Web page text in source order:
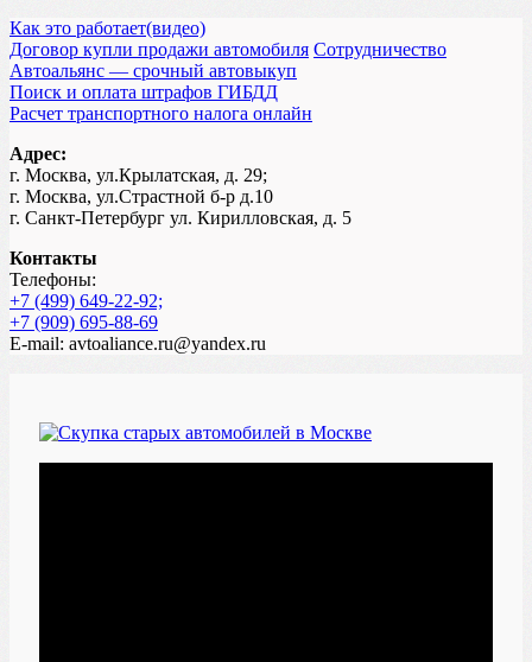
Как это работает(видео)
Договор купли продажи автомобиля Сотрудничество
Автоальянс — срочный автовыкуп
Поиск и оплата штрафов ГИБДД
Расчет транспортного налога онлайн
Адрес:
г. Москва, ул.Крылатская, д. 29;
г. Москва, ул.Страстной б-р д.10
г. Санкт-Петербург ул. Кирилловская, д. 5
Контакты
Телефоны:
+7 (499) 649-22-92;
+7 (909) 695-88-69
E-mail: avtoaliance.ru@yandex.ru